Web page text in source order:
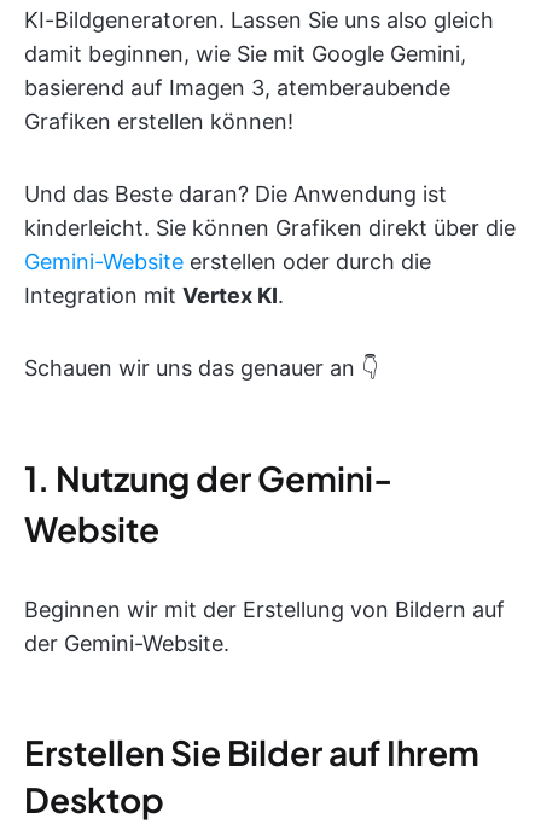
KI-Bildgeneratoren. Lassen Sie uns also gleich
damit beginnen, wie Sie mit Google Gemini,
basierend auf Imagen 3, atemberaubende
Grafiken erstellen können!
Und das Beste daran? Die Anwendung ist
kinderleicht. Sie können Grafiken direkt über die
Gemini-Website erstellen oder durch die
Integration mit Vertex KI.
Schauen wir uns das genauer an 👇
1. Nutzung der Gemini-
Website
Beginnen wir mit der Erstellung von Bildern auf
der Gemini-Website.
Erstellen Sie Bilder auf Ihrem
Desktop